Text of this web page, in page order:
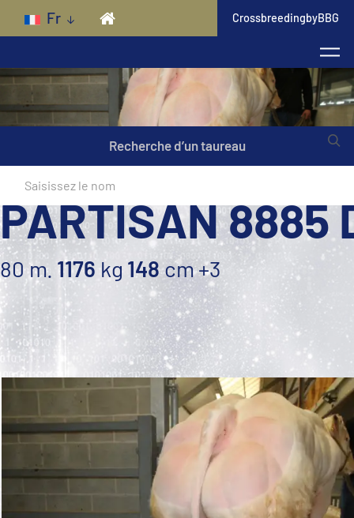
Skip to main content
Fr CrossbreedingbyBBG
Recherche d’un taureau
PARTISAN 8885
80 m. 1176kg 148cm+3